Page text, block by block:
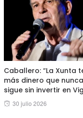
Caballero: “La Xunta
más dinero que
sigue sin invertir en
Posted
30 julio 2026